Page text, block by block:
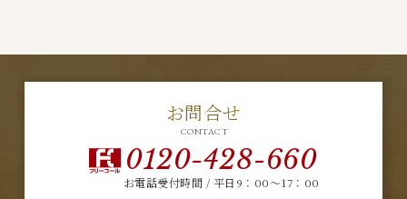
お問合せ
CONTACT
0120-428-660
お電話受付時間 / 平日9：00～17：00